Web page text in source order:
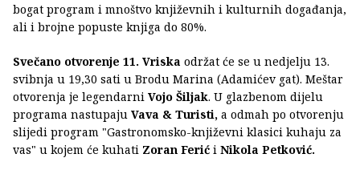
bogat program i mnoštvo književnih i kulturnih događanja,
ali i brojne popuste knjiga do 80%.
Svečano otvorenje 11. Vriska održat će se u nedjelju 13.
svibnja u 19,30 sati u Brodu Marina (Adamićev gat). Meštar
otvorenja je legendarni Vojo Šiljak. U glazbenom dijelu
programa nastupaju Vava & Turisti, a odmah po otvorenju
slijedi program "Gastronomsko-književni klasici kuhaju za
vas" u kojem će kuhati Zoran Ferić i Nikola Petković.